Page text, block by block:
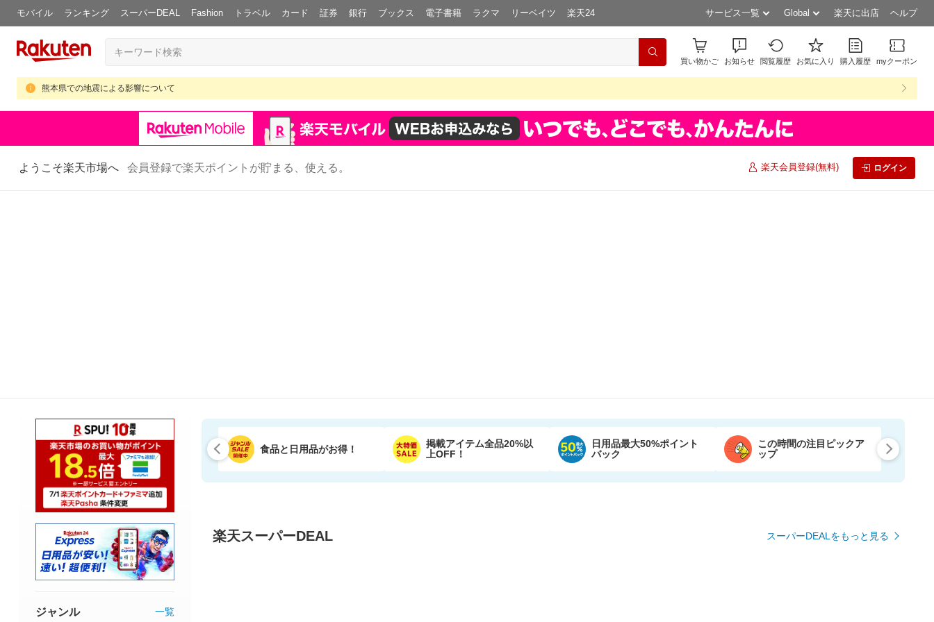
モバイル ランキング スーパーDEAL Fashion トラベル カード 証券 銀行 ブックス 電子書籍 ラクマ リーベイツ 楽天24 サービス一覧 Global 楽天に出店 ヘルプ
買い物かご お知らせ 閲覧履歴 お気に入り 購入履歴 myクーポン
熊本県での地震による影響について
ようこそ楽天市場へ 会員登録で楽天ポイントが貯まる、使える。 楽天会員登録(無料) ログイン
食品と日用品がお得！
掲載アイテム全品20%以
上OFF！
日用品最大50%ポイント
バック
この時間の注目ピックア
ップ
楽天スーパーDEAL スーパーDEALをもっと見る
ジャンル 一覧